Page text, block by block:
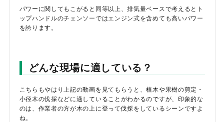
パワーに関してもこがると同等以上、排気量ベースで考えるとト
ップハンドルのチェンソーではエンジン式を含めても高いパワー
を誇ります。
どんな現場に適している？
こちらもやはり上記の動画を見てもらうと、植木や果樹の剪定・
小径木の伐採などに適していることがわかるのですが、印象的な
のは、作業者の方が木の上に登って伐採をしているシーンですよ
ね。